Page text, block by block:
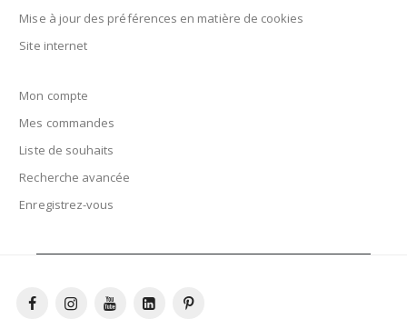
Mise à jour des préférences en matière de cookies
Site internet
Mon compte
Mes commandes
Liste de souhaits
Recherche avancée
Enregistrez-vous